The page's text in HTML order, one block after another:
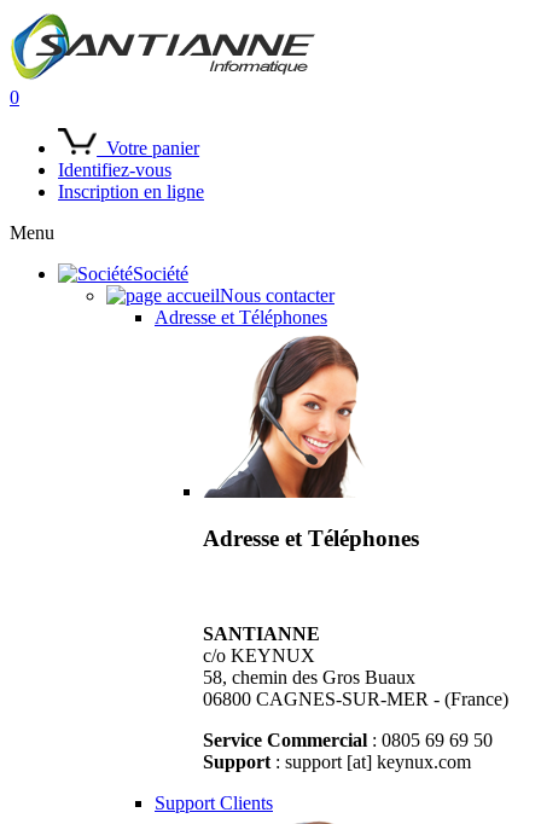
0
Votre panier
Identifiez-vous
Inscription en ligne
Menu
Société
Nous contacter
Adresse et Téléphones
Adresse et Téléphones
SANTIANNE
c/o KEYNUX
58, chemin des Gros Buaux
06800 CAGNES-SUR-MER - (France)
Service Commercial : 0805 69 69 50
Support : support [at] keynux.com
Support Clients